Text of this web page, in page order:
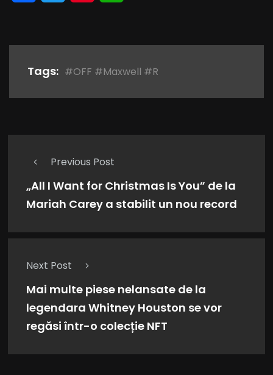
Tags: #OFF #Maxwell #R
Previous Post
„All I Want for Christmas Is You” de la
Mariah Carey a stabilit un nou record
Next Post
Mai multe piese nelansate de la
legendara Whitney Houston se vor
regăsi într-o colecție NFT